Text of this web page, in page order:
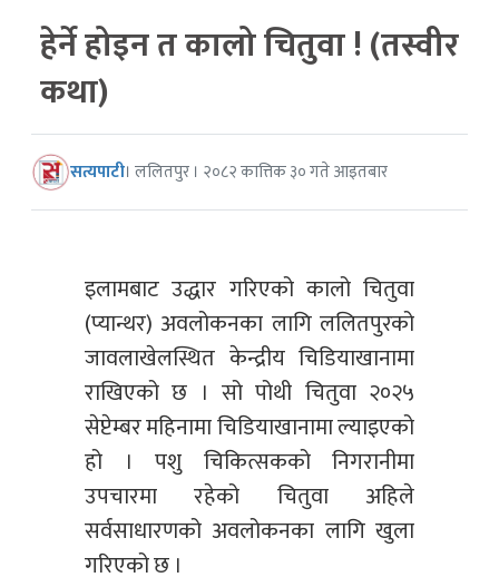
हेर्ने होइन त कालो चितुवा ! (तस्वीर
कथा)
सत्यपाटी। ललितपुर । २०८२ कात्तिक ३० गते आइतबार
इलामबाट उद्धार गरिएको कालो चितुवा
(प्यान्थर) अवलोकनका लागि ललितपुरको
जावलाखेलस्थित केन्द्रीय चिडियाखानामा
राखिएको छ । सो पोथी चितुवा २०२५
सेप्टेम्बर महिनामा चिडियाखानामा ल्याइएको
हो । पशु चिकित्सकको निगरानीमा
उपचारमा रहेको चितुवा अहिले
सर्वसाधारणको अवलोकनका लागि खुला
गरिएको छ ।